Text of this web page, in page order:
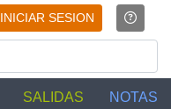
INICIAR SESION
SALIDAS NOTAS